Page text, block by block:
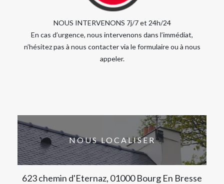
NOUS INTERVENONS 7j/7 et 24h/24
En cas d’urgence, nous intervenons dans l’immédiat,
n’hésitez pas à nous contacter via le formulaire ou à nous
appeler.
NOUS LOCALISER
623 chemin d'Eternaz, 01000 Bourg En Bresse